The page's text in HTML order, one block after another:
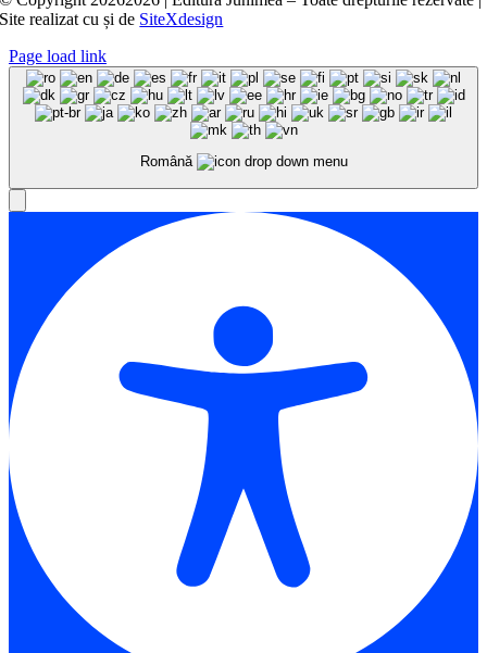
Site realizat cușide SiteXdesign
Page load link
Română